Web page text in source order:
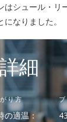
はシュール・リ
なりました。
細
り方
の適温：